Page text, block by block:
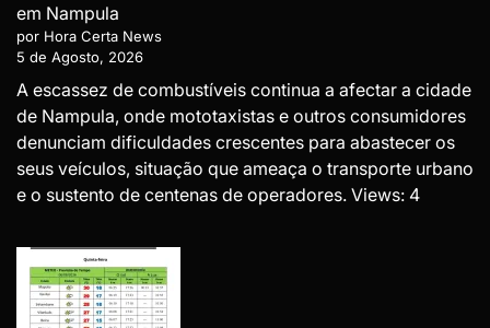
em Nampula
por Hora Certa News
5 de Agosto, 2026
A escassez de combustíveis continua a afectar a cidade
de Nampula, onde mototaxistas e outros consumidores
denunciam dificuldades crescentes para abastecer os
seus veículos, situação que ameaça o transporte urbano
e o sustento de centenas de operadores. Views: 4